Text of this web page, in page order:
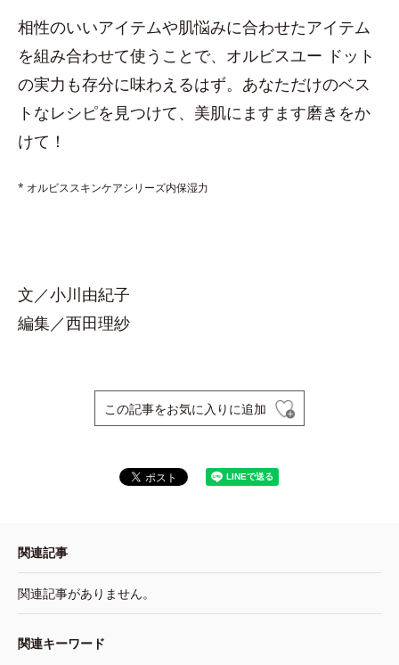
相性のいいアイテムや肌悩みに合わせたアイテム
を組み合わせて使うことで、オルビスユー ドット
の実力も存分に味わえるはず。あなただけのベス
トなレシピを見つけて、美肌にますます磨きをか
けて！
* オルビススキンケアシリーズ内保湿力
文／小川由紀子
編集／西田理紗
この記事をお気に入りに追加
関連記事
関連記事がありません。
関連キーワード